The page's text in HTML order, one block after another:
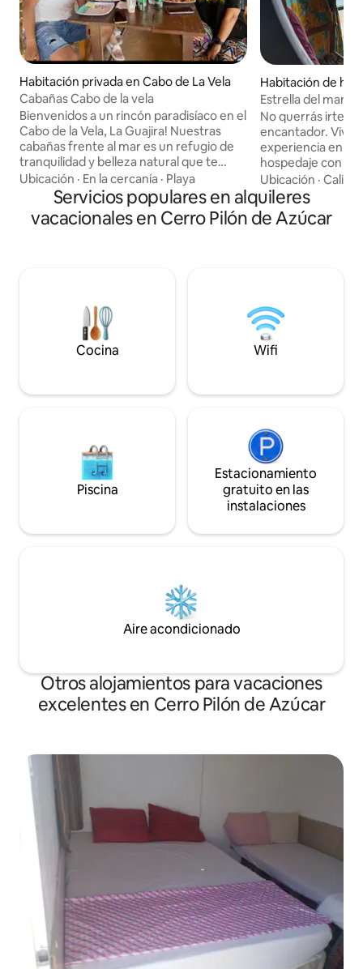
Habitación privada en Cabo de La Vela
Cabañas Cabo de la vela
Bienvenidos a un rincón paradisíaco en el
Cabo de la Vela, La Guajira! Nuestras
cabañas frente al mar es un refugio de
tranquilidad y belleza natural que te
invita a experimentar la esencia deste
lugar único.Ubicadas en una playa
privada de arena dorada y aguas
cristalinas, nuestras cabañas te ofrecen
encontrado tu destino!"
Ubicación · En la cercanía · Playa
Habitación de
e La Vela
Estrella del mar
No querrás irte
encantador. Vive
experiencia en el
hospedaje con
hamacas hechas
descansar bajo el
brisa marina.
simplicidad.
gastronomía local.
Ubicación ·
Servicios populares en alquileres
vacacionales en Cerro Pilón de Azúcar
Cocina Wifi
Piscina
Estacionamiento
gratuito en las
instalaciones
Aire acondicionado
Otros alojamientos para vacaciones
excelentes en Cerro Pilón de Azúcar